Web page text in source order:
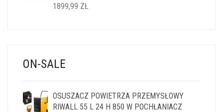
1899,99 ZŁ
ON-SALE
OSUSZACZ POWIETRZA PRZEMYSŁOWY
RIWALL 55 L 24 H 850 W POCHŁANIACZ